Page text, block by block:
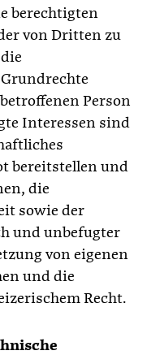
berechtigten
von Dritten zu
Person
Interessen sind
bereitstellen und
die
sowie der
und unbefugter
von eigenen
und die
Recht.